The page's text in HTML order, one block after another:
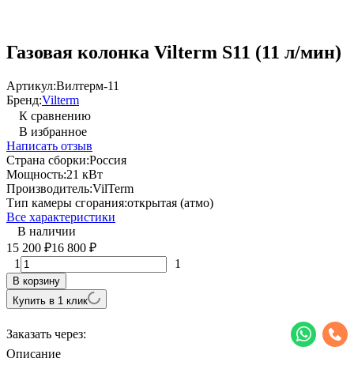
Газовая колонка Vilterm S11 (11 л/мин)
Артикул:Вилтерм-11
Бренд:Vilterm
К сравнению
В избранное
Написать отзыв
Страна сборки:Россия
Мощность:21 кВт
Производитель:VilTerm
Тип камеры сгорания:открытая (атмо)
Все характеристики
В наличии
15 200 ₽16 800 ₽
1 1
В корзину
Купить в 1 клик
Заказать через:
Описание